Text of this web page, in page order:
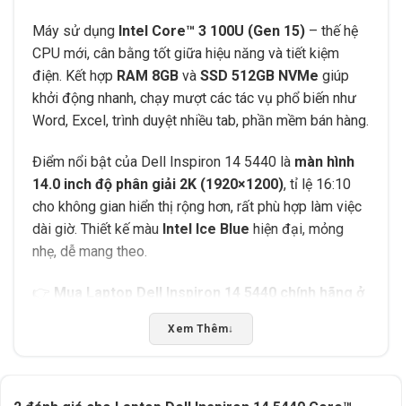
Máy sử dụng Intel Core™ 3 100U (Gen 15) – thế hệ
CPU mới, cân bằng tốt giữa hiệu năng và tiết kiệm
điện. Kết hợp RAM 8GB và SSD 512GB NVMe giúp
khởi động nhanh, chạy mượt các tác vụ phổ biến như
Word, Excel, trình duyệt nhiều tab, phần mềm bán hàng.
Điểm nổi bật của Dell Inspiron 14 5440 là màn hình
14.0 inch độ phân giải 2K (1920×1200), tỉ lệ 16:10
cho không gian hiển thị rộng hơn, rất phù hợp làm việc
dài giờ. Thiết kế màu Intel Ice Blue hiện đại, mỏng
nhẹ, dễ mang theo.
Mua Laptop Dell Inspiron 14 5440 chính hãng ở
– Địa chỉ:02/13 Y Wang, TP. Buôn Ma
Xem Thêm↓